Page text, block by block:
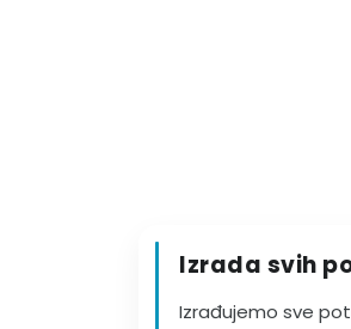
Izrada svih
Izrađujemo sve